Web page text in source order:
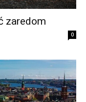
zaredom
0